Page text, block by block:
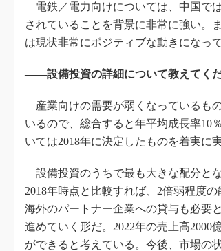
電鉄／電力向けについては、中国で
されていることを背景に非常に強い。
は現状非常にポジティブな動きになっ
――設備投資の詳細について教えてくだ
産業向けの需要が弱くなっているも
いるので、総合すると年平均成長率10
いては2018年に決定したものを着実に
設備投資のうちで最も大きな配分と
2018年時点と比較すれば、2倍弱程度
海外のパートナー企業への貸与も必要
進めていく形だ。2022年の売上高
ができると考えている。今後、市場の